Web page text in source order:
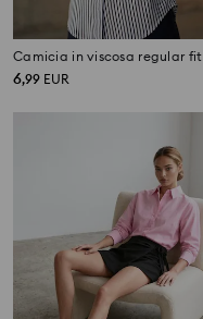
Camicia in viscosa regular fit
6,99 EUR